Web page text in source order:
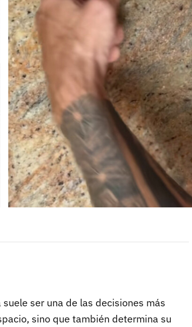
ser una de las decisiones más
sino que también determina su